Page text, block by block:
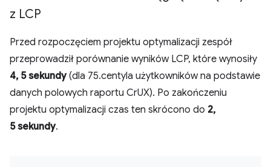
z LCP
Przed rozpoczęciem projektu optymalizacji zespół
przeprowadził porównanie wyników LCP, które wynosiły
4, 5 sekundy(dla 75.centyla użytkowników na podstawie
danych polowych raportu CrUX). Po zakończeniu
projektu optymalizacji czas ten skrócono do 2,
5 sekundy.